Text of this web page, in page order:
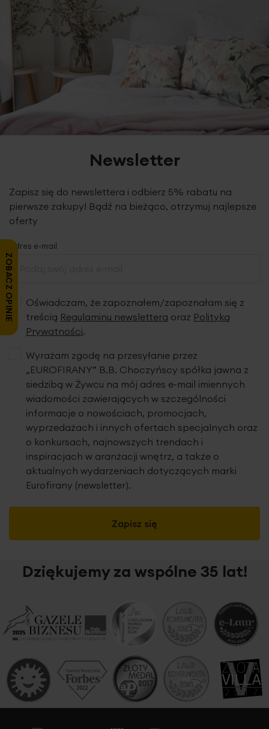
Newsletter
Zapisz się do newslettera i odbierz 5% rabatu na
pierwsze zakupy! Bądź na bieżąco, otrzymuj najlepsze
oferty
Adres e-mail
Oświadczam, że zapoznałem/zapoznałam się z
treścią Regulaminu newslettera oraz Polityką
Prywatności.
Zapisz się
Wyrażam zgodę na przesyłanie przez
„EUROFIRANY” B.B. Choczyńscy spółka jawna z
siedzibą w Żywcu na mój adres e-mail imiennych
wiadomości zawierających w szczególności
informacje o nowościach, promocjach,
wyprzedażach i innych ofertach specjalnych oraz
o konkursach, najnowszych trendach i
inspiracjach w aranżacji wnętrz, a także o
aktualnych wydarzeniach dotyczących marki
Eurofirany (newsletter).
Dziękujemy za wspólne 35 lat!
ZOBACZ OPINIE